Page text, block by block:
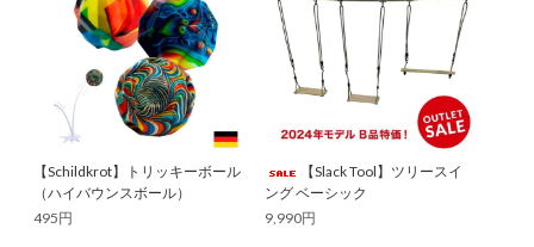
【Schildkrot】トリッキーボール
（ハイバウンスボール）
495円
【Slack Tool】ツリースイ
ング ベーシック
9,990円